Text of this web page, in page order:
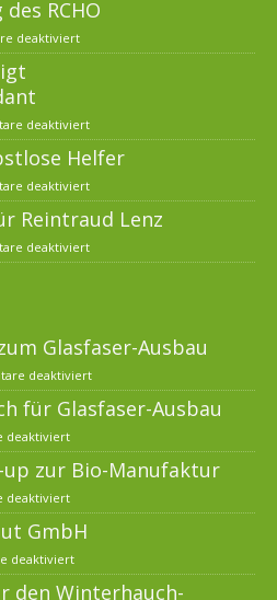
RCHO
deaktiviert
deaktiviert
Helfer
deaktiviert
Reintraud Lenz
deaktiviert
Glasfaser-Ausbau
deaktiviert
für Glasfaser-Ausbau
deaktiviert
up zur Bio-Manufaktur
deaktiviert
GmbH
deaktiviert
den Winterhauch-